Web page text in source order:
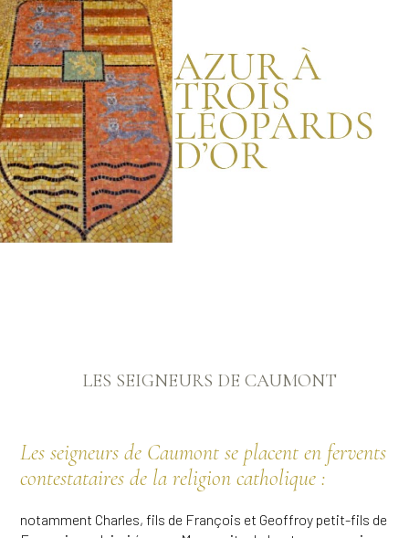
LES SEIGNEURS DE CAUMONT
Les seigneurs de Caumont se placent en fervents
contestataires de la religion catholique :
notamment Charles, fils de François et Geoffroy petit-fils de